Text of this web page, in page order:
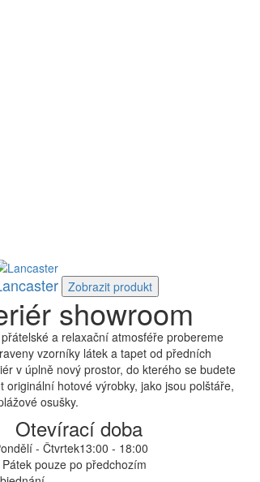
Zobrazit produkt
showroom
a relaxační atmosféře probereme
vzorníky látek a tapet od předních
v úplně nový prostor, do kterého se budete
hotové výrobky, jako jsou polštáře,
osušky.
Otevírací doba
- Čtvrtek13:00 - 18:00
Pátek pouze po předchozím